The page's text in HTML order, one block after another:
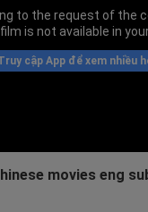
to the request of the
is not available in
cập App để xem nhiều
movies eng